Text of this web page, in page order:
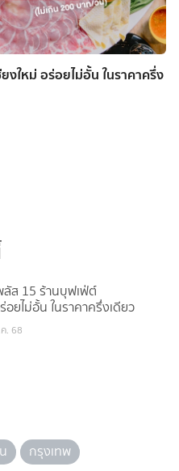
ใหม่ อร่อยไม่อั้น ในราคาครึ่ง
ส 15 ร้านบุฟเฟ่ต์
อยไม่อั้น ในราคาครึ่งเดียว
. 68
กรุงเทพ